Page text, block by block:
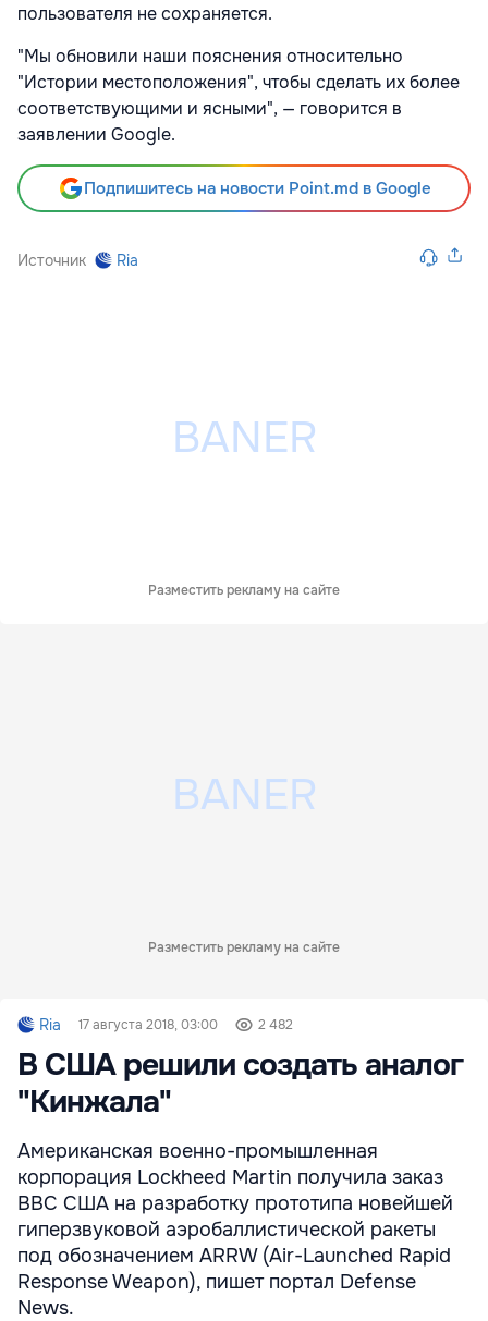
пользователя не сохраняется.
"Мы обновили наши пояснения относительно
"Истории местоположения", чтобы сделать их более
соответствующими и ясными", — говорится в
заявлении Google.
Подпишитесь на новости Point.md в Google
Источник Ria
Разместить рекламу на сайте
Разместить рекламу на сайте
Ria 17 августа 2018, 03:00 2 482
В США решили создать аналог
"Кинжала"
Американская военно-промышленная
корпорация Lockheed Martin получила заказ
ВВС США на разработку прототипа новейшей
гиперзвуковой аэробаллистической ракеты
под обозначением ARRW (Air-Launched Rapid
Response Weapon), пишет портал Defense
News.